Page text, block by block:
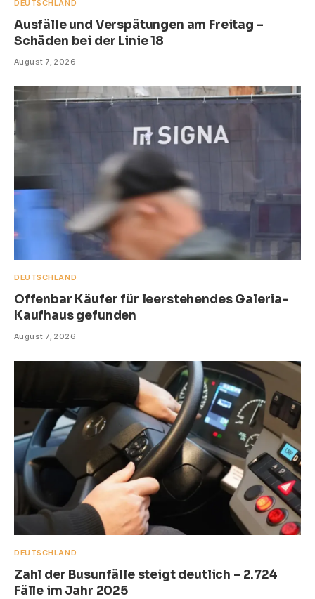
DEUTSCHLAND
Ausfälle und Verspätungen am Freitag –
Schäden bei der Linie 18
August 7, 2026
DEUTSCHLAND
Offenbar Käufer für leerstehendes Galeria-
Kaufhaus gefunden
August 7, 2026
DEUTSCHLAND
Zahl der Busunfälle steigt deutlich – 2.724
Fälle im Jahr 2025